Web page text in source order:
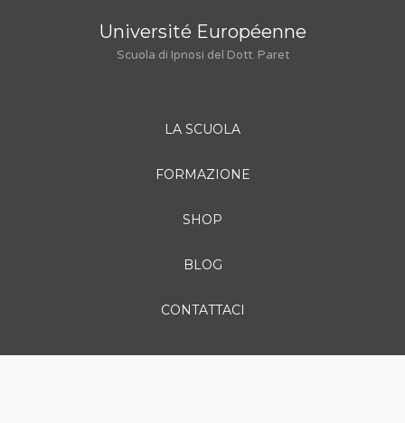
Université Européenne
Scuola di Ipnosi del Dott. Paret
LA SCUOLA
FORMAZIONE
SHOP
BLOG
CONTATTACI